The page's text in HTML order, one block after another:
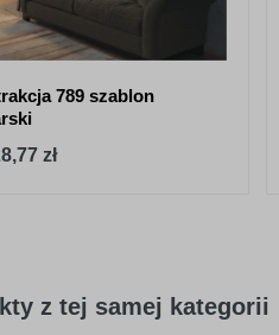
789 szablon
zł
z tej samej kategorii